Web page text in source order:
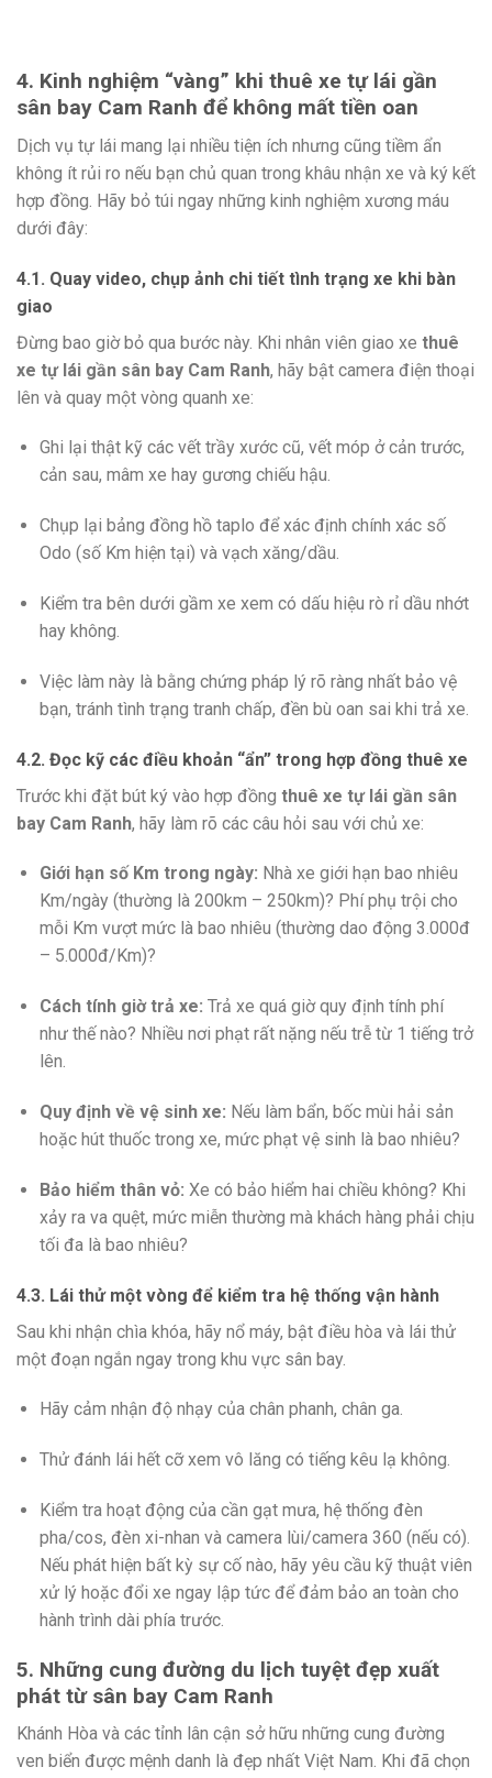
4. Kinh nghiệm “vàng” khi thuê xe tự lái gần
sân bay Cam Ranh để không mất tiền oan
Dịch vụ tự lái mang lại nhiều tiện ích nhưng cũng tiềm ẩn
không ít rủi ro nếu bạn chủ quan trong khâu nhận xe và ký kết
hợp đồng. Hãy bỏ túi ngay những kinh nghiệm xương máu
dưới đây:
4.1. Quay video, chụp ảnh chi tiết tình trạng xe khi bàn
giao
Đừng bao giờ bỏ qua bước này. Khi nhân viên giao xe thuê
xe tự lái gần sân bay Cam Ranh, hãy bật camera điện thoại
lên và quay một vòng quanh xe:
Ghi lại thật kỹ các vết trầy xước cũ, vết móp ở cản trước,
cản sau, mâm xe hay gương chiếu hậu.
Chụp lại bảng đồng hồ taplo để xác định chính xác số
Odo (số Km hiện tại) và vạch xăng/dầu.
Kiểm tra bên dưới gầm xe xem có dấu hiệu rò rỉ dầu nhớt
hay không.
Việc làm này là bằng chứng pháp lý rõ ràng nhất bảo vệ
bạn, tránh tình trạng tranh chấp, đền bù oan sai khi trả xe.
4.2. Đọc kỹ các điều khoản “ẩn” trong hợp đồng thuê xe
Trước khi đặt bút ký vào hợp đồng thuê xe tự lái gần sân
bay Cam Ranh, hãy làm rõ các câu hỏi sau với chủ xe:
Giới hạn số Km trong ngày: Nhà xe giới hạn bao nhiêu
Km/ngày (thường là 200km – 250km)? Phí phụ trội cho
mỗi Km vượt mức là bao nhiêu (thường dao động 3.000đ
– 5.000đ/Km)?
Cách tính giờ trả xe: Trả xe quá giờ quy định tính phí
như thế nào? Nhiều nơi phạt rất nặng nếu trễ từ 1 tiếng trở
lên.
Quy định về vệ sinh xe: Nếu làm bẩn, bốc mùi hải sản
hoặc hút thuốc trong xe, mức phạt vệ sinh là bao nhiêu?
Bảo hiểm thân vỏ: Xe có bảo hiểm hai chiều không? Khi
xảy ra va quệt, mức miễn thường mà khách hàng phải chịu
tối đa là bao nhiêu?
4.3. Lái thử một vòng để kiểm tra hệ thống vận hành
Sau khi nhận chìa khóa, hãy nổ máy, bật điều hòa và lái thử
một đoạn ngắn ngay trong khu vực sân bay.
Hãy cảm nhận độ nhạy của chân phanh, chân ga.
Thử đánh lái hết cỡ xem vô lăng có tiếng kêu lạ không.
Kiểm tra hoạt động của cần gạt mưa, hệ thống đèn
pha/cos, đèn xi-nhan và camera lùi/camera 360 (nếu có).
Nếu phát hiện bất kỳ sự cố nào, hãy yêu cầu kỹ thuật viên
xử lý hoặc đổi xe ngay lập tức để đảm bảo an toàn cho
hành trình dài phía trước.
5. Những cung đường du lịch tuyệt đẹp xuất
phát từ sân bay Cam Ranh
Khánh Hòa và các tỉnh lân cận sở hữu những cung đường
ven biển được mệnh danh là đẹp nhất Việt Nam. Khi đã chọn